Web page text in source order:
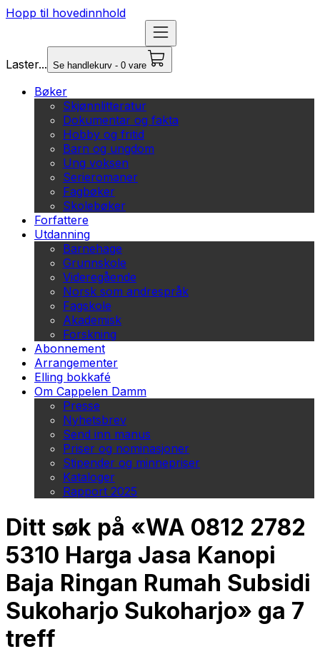
Hopp til hovedinnhold
Laster... Se handlekurv - 0 vare
Bøker
Skjønnlitteratur
Dokumentar og fakta
Hobby og fritid
Barn og ungdom
Ung voksen
Serieromaner
Fagbøker
Skolebøker
Forfattere
Utdanning
Barnehage
Grunnskole
Videregående
Norsk som andrespråk
Fagskole
Akademisk
Forskning
Abonnement
Arrangementer
Elling bokkafé
Om Cappelen Damm
Presse
Nyhetsbrev
Send inn manus
Priser og nominasjoner
Stipender og minnepriser
Kataloger
Rapport 2025
Ditt søk på «WA 0812 2782
5310 Harga Jasa Kanopi
Baja Ringan Rumah Subsidi
Sukoharjo Sukoharjo» ga 7
treff